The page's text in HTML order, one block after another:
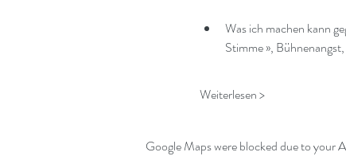
Was ich machen kann
Stimme »,
Weiterlesen >
Google Maps were blocked due to your